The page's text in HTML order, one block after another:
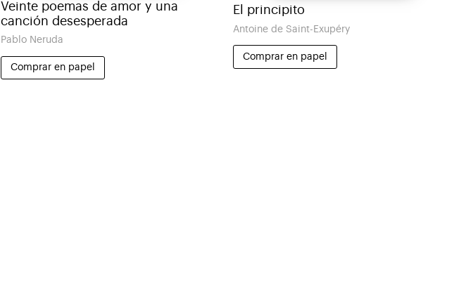
Veinte poemas de amor y una
canción desesperada
Pablo Neruda
Comprar en papel
El principito
Antoine de Saint-Exupéry
Comprar en papel